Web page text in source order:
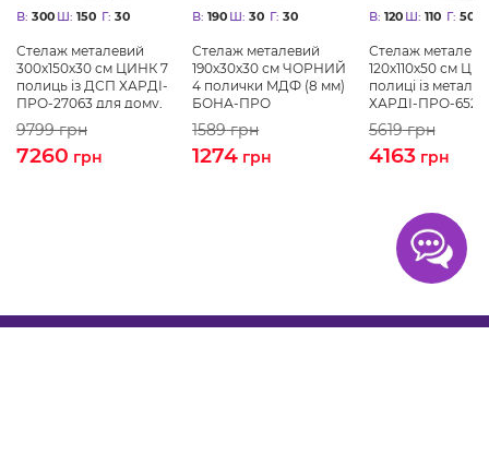
В: 300 Ш: 150 Г: 30
Стелаж металевий
300х150х30 см ЦИНК 7
полиць із ДСП ХАРДІ-
ПРО-27063 для дому,
магазину, складу
9799грн
7260 грн
В: 190 Ш: 30 Г: 30
Стелаж металевий
190х30х30 см ЧОРНИЙ
4 полички MДФ (8 мм)
БОНА-ПРО
1589грн
1274 грн
В: 120 Ш: 110 Г: 50
Стелаж
120х110х50 см
полиці із металу
ХАРДІ-ПРО-6528
дому, магазину,
складу
5619грн
4163грн